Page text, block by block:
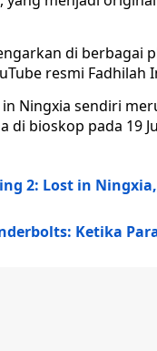
di berbagai
resmi Fadhilah
Ningxia sendiri
di bioskop pada 19
2: Lost in
Ketika